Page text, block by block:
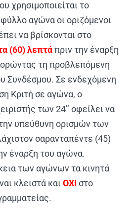
χρησιμοποιείται το
αγώνα οι οριζόμενοι
να βρίσκονται στο
(60) λεπτάπριν την έναρξη
τη προβλεπόμενη
Συνδέσμου. Σε ενδεχόμενη
Κριτή σε αγώνα, ο
των 24’’ οφείλει να
υπεύθυνη ορισμών των
σαρανταπέντε (45)
έναρξη του αγώνα.
των αγώνων τα κινητά
κλειστά και ΟΧΙ στο